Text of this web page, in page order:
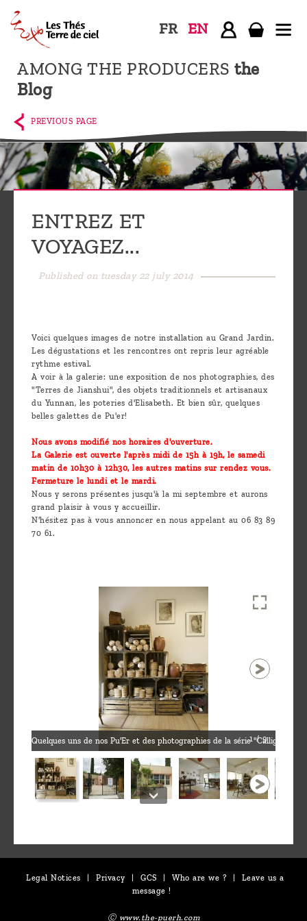
AMONG THE PRODUCERS the
Blog
FR EN
Home
The
shop
Terre
de
Ciel
producers,
Discover
Pu'Erh
infuse
your
tea ?
PREVIOUS PAGE
ENTREZ ET
VOYAGEZ...
Published on tuesday 22 july 2014
Voici quelques images de notre installation au Grand Jardin.
Les dégustations et les rencontres ont repris leur agréable
rythme estival.
A voir à la galerie: une exposition de nos photographies, des
"Terres de Jianshui", des objets traditionnels et artisanaux
du Yunnan, les poteries d'Elisabeth. Et bien sûr, quelques
belles galettes de Pu'er!
Nous avons modifié nos horaires d'ouverture.
La Galerie est ouverte l'après midi de 15h à 19h, le samedi
matin de 10h30 à 12h30, les autres matins sur rendez vous.
Fermeture le lundi et le mardi.
Nous y serons présentes jusqu'à la mi septembre et aurons
grand plaisir à vous y accueillir.
N'hésitez pas à vous annoncer en nous appelant au 06 83 89
70 61.
Quelques uns de nos Pu'Er et des photographies de la série1 / 9
Legal Notices Privacy GCS Who are we ?
Leave us a
message !
Ⓒ www.the-puerh.com